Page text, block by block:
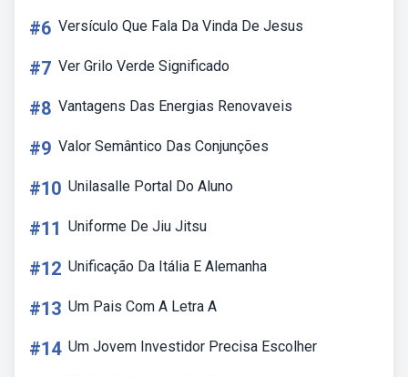
#6 Versículo Que Fala Da Vinda De Jesus
#7 Ver Grilo Verde Significado
#8 Vantagens Das Energias Renovaveis
#9 Valor Semântico Das Conjunções
#10 Unilasalle Portal Do Aluno
#11 Uniforme De Jiu Jitsu
#12 Unificação Da Itália E Alemanha
#13 Um Pais Com A Letra A
#14 Um Jovem Investidor Precisa Escolher